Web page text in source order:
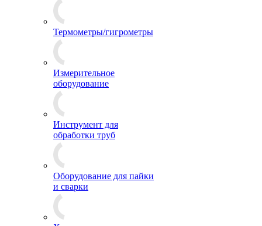
Термометры/гигрометры
Измерительное
оборудование
Инструмент для
обработки труб
Оборудование для пайки
и сварки